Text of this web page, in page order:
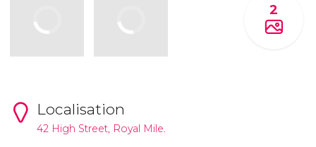
2
Localisation
42 High Street, Royal Mile.